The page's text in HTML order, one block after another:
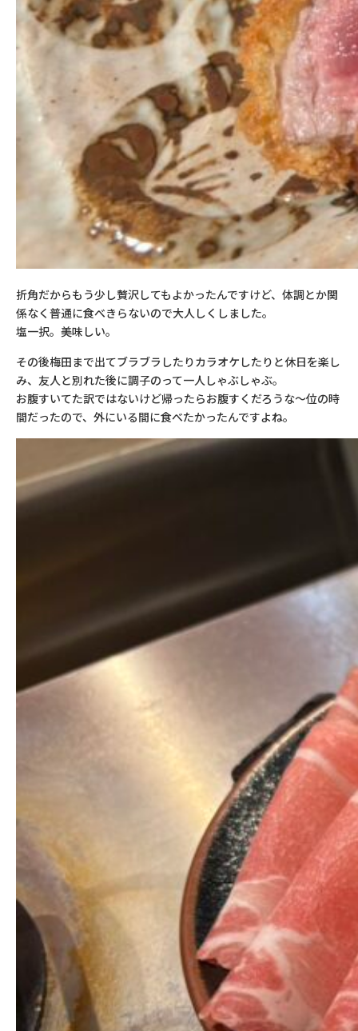
折角だからもう少し贅沢してもよかったんですけど、体調とか関
係なく普通に食べきらないので大人しくしました。
塩一択。美味しい。
その後梅田まで出てブラブラしたりカラオケしたりと休日を楽し
み、友人と別れた後に調子のって一人しゃぶしゃぶ。
お腹すいてた訳ではないけど帰ったらお腹すくだろうな～位の時
間だったので、外にいる間に食べたかったんですよね。